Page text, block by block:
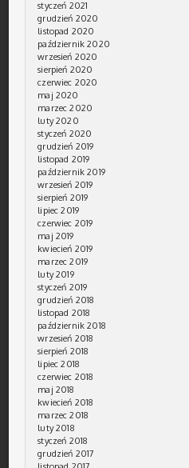
styczeń 2021
grudzień 2020
listopad 2020
październik 2020
wrzesień 2020
sierpień 2020
czerwiec 2020
maj 2020
marzec 2020
luty 2020
styczeń 2020
grudzień 2019
listopad 2019
październik 2019
wrzesień 2019
sierpień 2019
lipiec 2019
czerwiec 2019
maj 2019
kwiecień 2019
marzec 2019
luty 2019
styczeń 2019
grudzień 2018
listopad 2018
październik 2018
wrzesień 2018
sierpień 2018
lipiec 2018
czerwiec 2018
maj 2018
kwiecień 2018
marzec 2018
luty 2018
styczeń 2018
grudzień 2017